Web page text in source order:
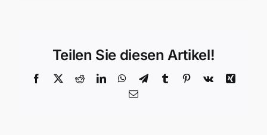
Teilen Sie diesen Artikel!
Facebook
X RedditLinkedInWhatsApp
TelegramTumblr Pinterest
Vk
Xing
E-